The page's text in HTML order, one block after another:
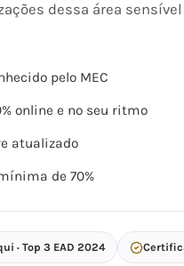
dessa área
pelo MEC
online e no seu ritmo
atualizado
de 70%
· Top 3 EAD 2024